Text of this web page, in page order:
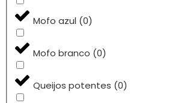
Mofo azul (0)
Mofo branco (0)
Queijos potentes (0)